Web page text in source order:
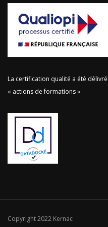
La certification qualité a été
« actions de formations »
Copyright 2022 Kernac